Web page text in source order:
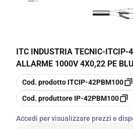
ITC INDUSTRIA TECNIC-ITCIP-
ALLARME 1000V 4X0,22 PE
copia
Cod. prodotto ITCIP-42PBM100
copia
Cod. produttore IP-42PBM100
Accedi per visualizzare prezzi e